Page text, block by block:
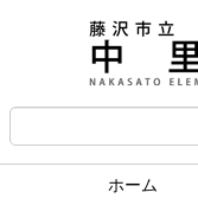
ホーム